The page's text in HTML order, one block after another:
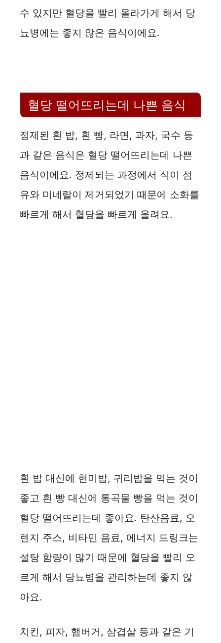
수 있지만 혈당을 빨리 올라가게 해서 당
뇨병에는 좋지 않은 음식이에요.
혈당 떨어뜨리는데 나쁜 음식
정제된 흰 밥, 흰 빵, 라면, 과자, 국수 등
과 같은 음식은 혈당 떨어뜨리는데 나쁜
음식이에요. 정제되는 과정에서 식이 섬
유와 미네랄이 제거되었기 때문에 소화를
빠르게 해서 혈당을 빠르게 올려요.
흰 밥 대신에 현미밥, 귀리밥을 먹는 것이
좋고 흰 빵 대신에 통곡물 빵을 먹는 것이
혈당 떨어뜨리는데 좋아요. 탄산음료, 오
렌지 주스, 비타민 음료, 에너지 드링크는
설탕 함량이 많기 때문에 혈당을 빨리 오
르게 해서 당뇨병을 관리하는데 좋지 않
아요.
치킨, 피자, 햄버거, 삼겹살 등과 같은 기